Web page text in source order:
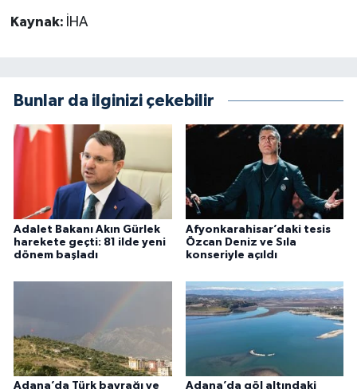
Kaynak: İHA
Bunlar da ilginizi çekebilir
Adalet Bakanı Akın Gürlek
harekete geçti: 81 ilde yeni
dönem başladı
Afyonkarahisar’daki tesis
Özcan Deniz ve Sıla
konseriyle açıldı
Adana’da Türk bayrağı ve Adana’da göl altındaki